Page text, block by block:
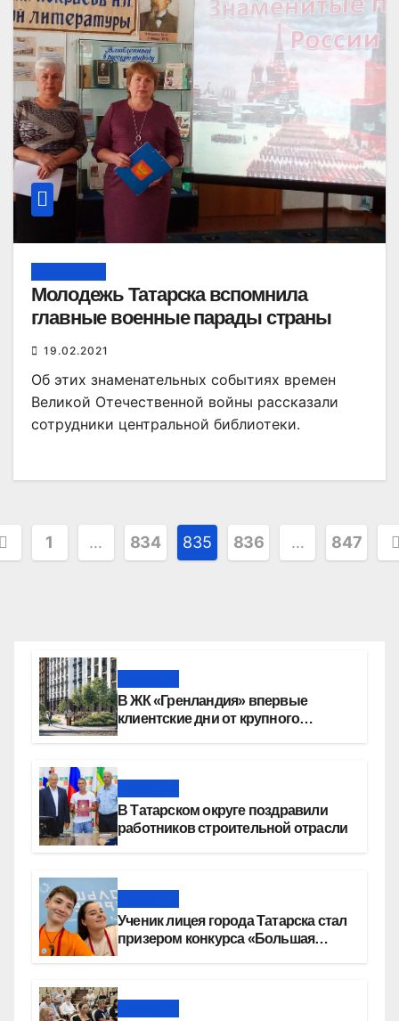
Молодежь Татарска вспомнила
главные военные парады страны
19.02.2021
Об этих знаменательных событиях времен
Великой Отечественной войны рассказали
сотрудники центральной библиотеки.
1 … 834 835 836 … 847
В ЖК «Гренландия» впервые
клиентские дни от крупного
В Татарском округе поздравили
работников строительной отрасли
Ученик лицея города Татарска стал
призером конкурса «Большая